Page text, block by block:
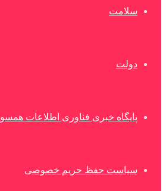
سلامت
دولت
پایگاه خبری فناوری اطلاعات همسو
سیاست حفظ حریم خصوصی